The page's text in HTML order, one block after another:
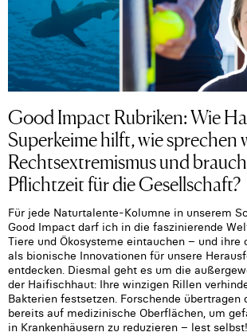
Good Impact Rubriken: Wie
Superkeime hilft, wie sprechen
Rechtsextremismus und
Pflichtzeit für die Gesellschaft?
Für jede Naturtalente-Kolumne in unserem
Good Impact darf ich in die faszinierende
Tiere und Ökosysteme eintauchen – und ihre
als bionische Innovationen für unsere
entdecken. Diesmal geht es um die
der Haifischhaut: Ihre winzigen Rillen
Bakterien festsetzen. Forschende übertragen
bereits auf medizinische Oberflächen, um
in Krankenhäusern zu reduzieren – lest selbst!